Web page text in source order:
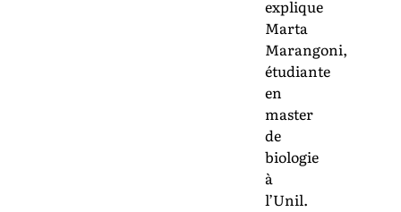
explique
Marta
Marangoni,
étudiante
en
master
de
biologie
à
l’Unil.